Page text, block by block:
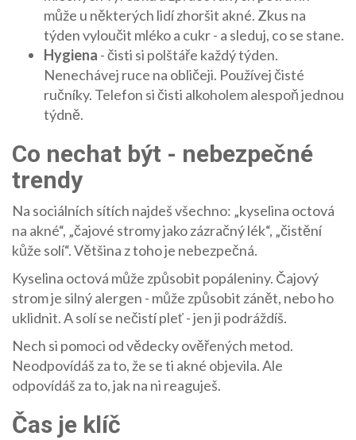
může u některých lidí zhoršit akné. Zkus na
týden vyloučit mléko a cukr - a sleduj, co se stane.
Hygiena - čisti si polštáře každý týden.
Nenechávej ruce na obličeji. Používej čisté
ručníky. Telefon si čisti alkoholem alespoň jednou
týdně.
Co nechat být - nebezpečné
trendy
Na sociálních sítích najdeš všechno: „kyselina octová
na akné“, „čajové stromy jako zázračný lék“, „čistění
kůže solí“. Většina z toho je nebezpečná.
Kyselina octová může způsobit popáleniny. Čajový
strom je silný alergen - může způsobit zánět, nebo ho
uklidnit. A solí se nečistí pleť - jen ji podráždíš.
Nech si pomoci od vědecky ověřených metod.
Neodpovídáš za to, že se ti akné objevila. Ale
odpovídáš za to, jak na ni reaguješ.
Čas je klíč